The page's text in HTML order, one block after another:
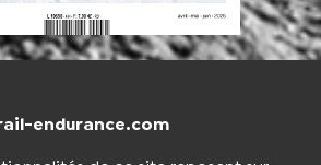
endurance.com